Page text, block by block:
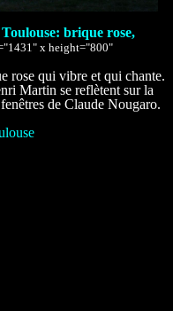
brique rose,
x height="800"
rose qui vibre et qui chante.
Martin se reflètent sur la
de Claude Nougaro.